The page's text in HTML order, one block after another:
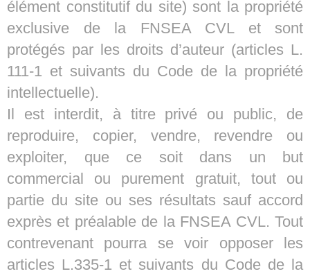
élément constitutif du site) sont la propriété
exclusive de la FNSEA CVL et sont
protégés par les droits d’auteur (articles L.
111-1 et suivants du Code de la propriété
intellectuelle).
Il est interdit, à titre privé ou public, de
reproduire, copier, vendre, revendre ou
exploiter, que ce soit dans un but
commercial ou purement gratuit, tout ou
partie du site ou ses résultats sauf accord
exprès et préalable de la FNSEA CVL. Tout
contrevenant pourra se voir opposer les
articles L.335-1 et suivants du Code de la